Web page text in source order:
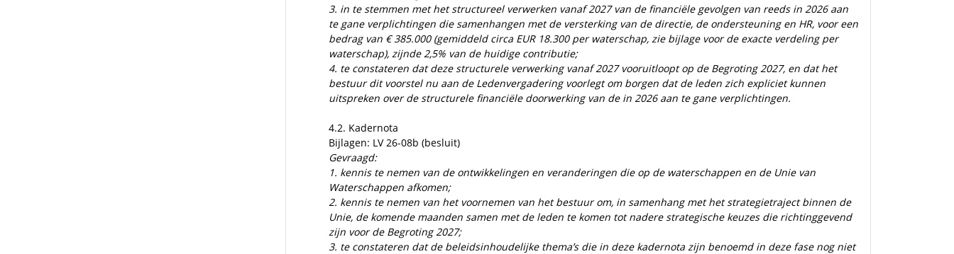
3. in te stemmen met het structureel verwerken vanaf 2027 van de financiële gevolgen van reeds in 2026 aan
te gane verplichtingen die samenhangen met de versterking van de directie, de ondersteuning en HR, voor een
bedrag van € 385.000 (gemiddeld circa EUR 18.300 per waterschap, zie bijlage voor de exacte verdeling per
waterschap), zijnde 2,5% van de huidige contributie;
4. te constateren dat deze structurele verwerking vanaf 2027 vooruitloopt op de Begroting 2027, en dat het
bestuur dit voorstel nu aan de Ledenvergadering voorlegt om borgen dat de leden zich expliciet kunnen
uitspreken over de structurele financiële doorwerking van de in 2026 aan te gane verplichtingen.
4.2. Kadernota
Bijlagen: LV 26-08b (besluit)
Gevraagd:
1. kennis te nemen van de ontwikkelingen en veranderingen die op de waterschappen en de Unie van
Waterschappen afkomen;
2. kennis te nemen van het voornemen van het bestuur om, in samenhang met het strategietraject binnen de
Unie, de komende maanden samen met de leden te komen tot nadere strategische keuzes die richtinggevend
zijn voor de Begroting 2027;
3. te constateren dat de beleidsinhoudelijke thema’s die in deze kadernota zijn benoemd in deze fase nog niet